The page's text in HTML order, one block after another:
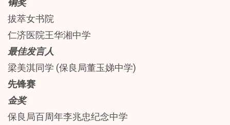
铜奖
拔萃女书院
仁济医院王华湘中学
最佳发言人
梁美淇同学 (保良局董玉娣中学)
先锋赛
金奖
保良局百周年李兆忠纪念中学